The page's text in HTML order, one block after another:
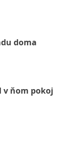
doma
v ňom pokoj